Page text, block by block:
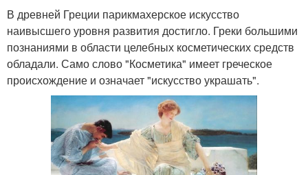
В древней Греции парикмахерское искусство
наивысшего уровня развития достигло. Греки большими
познаниями в области целебных косметических средств
обладали. Само слово "Косметика" имеет греческое
происхождение и означает "искусство украшать".